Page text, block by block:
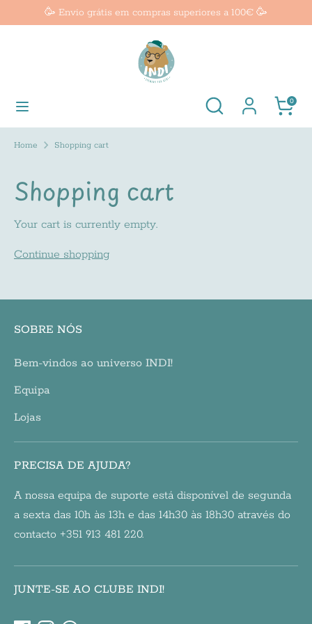
to
🥳 Envio grátis em compras superiores a 100€ 🥳
Search
store
Cart0
Currency
United States (USD $)
Home Shopping cart
Shopping cart
Your cart is currently empty.
Continue shopping
SOBRE NÓS
Bem-vindos ao universo INDI!
Equipa
Lojas
PRECISA DE AJUDA?
A nossa equipa de suporte está disponível de segunda
a sexta das 10h às 13h e das 14h30 às 18h30 através do
contacto +351 913 481 220.
JUNTE-SE AO CLUBE INDI!